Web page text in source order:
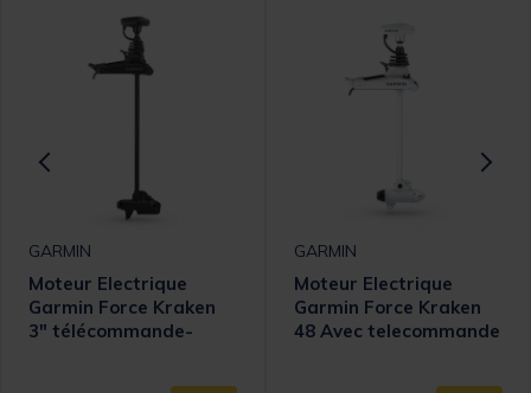
GARMIN
Moteur Electrique
Garmin Force Kraken
3" télécommande-
GARMIN
Moteur Electrique
Garmin Force Kraken
48 Avec telecommande